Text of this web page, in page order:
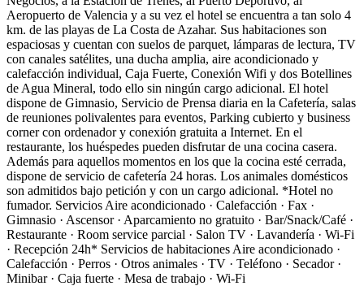
Aeropuerto de Valencia y a su vez el hotel se encuentra a tan solo 4
km. de las playas de La Costa de Azahar. Sus habitaciones son
espaciosas y cuentan con suelos de parquet, lámparas de lectura, TV
con canales satélites, una ducha amplia, aire acondicionado y
calefacción individual, Caja Fuerte, Conexión Wifi y dos Botellines
de Agua Mineral, todo ello sin ningún cargo adicional. El hotel
dispone de Gimnasio, Servicio de Prensa diaria en la Cafetería, salas
de reuniones polivalentes para eventos, Parking cubierto y business
corner con ordenador y conexión gratuita a Internet. En el
restaurante, los huéspedes pueden disfrutar de una cocina casera.
Además para aquellos momentos en los que la cocina esté cerrada,
dispone de servicio de cafetería 24 horas. Los animales domésticos
son admitidos bajo petición y con un cargo adicional. *Hotel no
fumador. Servicios Aire acondicionado · Calefacción · Fax ·
Gimnasio · Ascensor · Aparcamiento no gratuito · Bar/Snack/Café ·
Restaurante · Room service parcial · Salon TV · Lavandería · Wi-Fi
· Recepción 24h* Servicios de habitaciones Aire acondicionado ·
Calefacción · Perros · Otros animales · TV · Teléfono · Secador ·
Minibar · Caja fuerte · Mesa de trabajo · Wi-Fi